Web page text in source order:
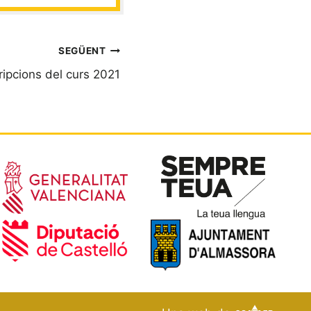
SEGÜENT
del curs 2021